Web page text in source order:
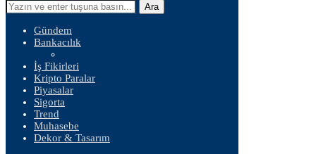
Ara
Gündem
Bankacılık
İş Fikirleri
Kripto Paralar
Piyasalar
Sigorta
Trend
Muhasebe
Dekor & Tasarım